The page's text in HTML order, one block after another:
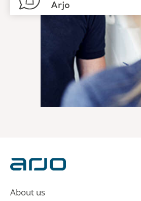
Arjo
About us